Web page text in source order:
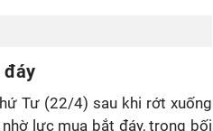
đáy
Tư (22/4) sau khi rớt xuống
lực mua bắt đáy, trong bối